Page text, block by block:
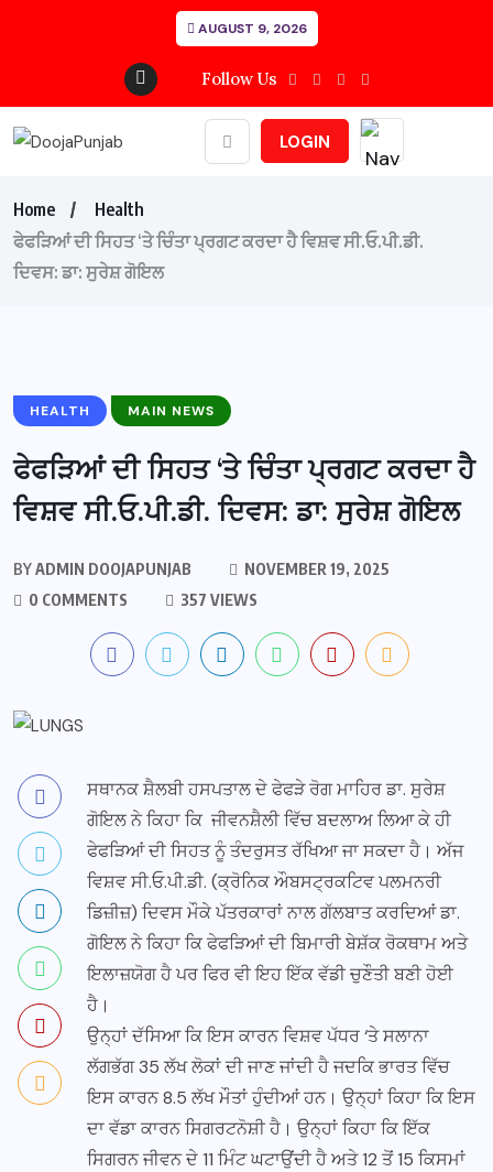
AUGUST 9, 2026
Follow Us
LOGIN
Home
Health
ਫੇਫੜਿਆਂ ਦੀ ਸਿਹਤ ‘ਤੇ ਚਿੰਤਾ ਪ੍ਰਗਟ ਕਰਦਾ ਹੈ ਵਿਸ਼ਵ ਸੀ.ਓ.ਪੀ.ਡੀ.
ਦਿਵਸ: ਡਾ: ਸੁਰੇਸ਼ ਗੋਇਲ
HEALTH MAIN NEWS
ਫੇਫੜਿਆਂ ਦੀ ਸਿਹਤ ‘ਤੇ ਚਿੰਤਾ ਪ੍ਰਗਟ ਕਰਦਾ ਹੈ
ਵਿਸ਼ਵ ਸੀ.ਓ.ਪੀ.ਡੀ. ਦਿਵਸ: ਡਾ: ਸੁਰੇਸ਼ ਗੋਇਲ
BYADMIN DOOJAPUNJAB
NOVEMBER 19, 2025
0 COMMENTS
357 VIEWS
ਸਥਾਨਕ ਸ਼ੈਲਬੀ ਹਸਪਤਾਲ ਦੇ ਫੇਫੜੇ ਰੋਗ ਮਾਹਿਰ ਡਾ. ਸੁਰੇਸ਼
ਗੋਇਲ ਨੇ ਕਿਹਾ ਕਿ ਜੀਵਨਸ਼ੈਲੀ ਵਿੱਚ ਬਦਲਾਅ ਲਿਆ ਕੇ ਹੀ
ਫੇਫੜਿਆਂ ਦੀ ਸਿਹਤ ਨੂੰ ਤੰਦਰੁਸਤ ਰੱਖਿਆ ਜਾ ਸਕਦਾ ਹੈ। ਅੱਜ
ਵਿਸ਼ਵ ਸੀ.ਓ.ਪੀ.ਡੀ. (ਕ੍ਰੋਨਿਕ ਔਬਸਟ੍ਰਕਟਿਵ ਪਲਮਨਰੀ
ਡਿਜ਼ੀਜ਼) ਦਿਵਸ ਮੌਕੇ ਪੱਤਰਕਾਰਾਂ ਨਾਲ ਗੱਲਬਾਤ ਕਰਦਿਆਂ ਡਾ.
ਗੋਇਲ ਨੇ ਕਿਹਾ ਕਿ ਫੇਫੜਿਆਂ ਦੀ ਬਿਮਾਰੀ ਬੇਸ਼ੱਕ ਰੋਕਥਾਮ ਅਤੇ
ਇਲਾਜ਼ਯੋਗ ਹੈ ਪਰ ਫਿਰ ਵੀ ਇਹ ਇੱਕ ਵੱਡੀ ਚੁਣੌਤੀ ਬਣੀ ਹੋਈ
ਹੈ।
ਉਨ੍ਹਾਂ ਦੱਸਿਆ ਕਿ ਇਸ ਕਾਰਨ ਵਿਸ਼ਵ ਪੱਧਰ ‘ਤੇ ਸਲਾਨਾ
ਲੱਗਭੱਗ 35 ਲੱਖ ਲੋਕਾਂ ਦੀ ਜਾਣ ਜਾਂਦੀ ਹੈ ਜਦਕਿ ਭਾਰਤ ਵਿੱਚ
ਇਸ ਕਾਰਨ 8.5 ਲੱਖ ਮੌਤਾਂ ਹੁੰਦੀਆਂ ਹਨ। ਉਨ੍ਹਾਂ ਕਿਹਾ ਕਿ ਇਸ
ਦਾ ਵੱਡਾ ਕਾਰਨ ਸਿਗਰਟਨੋਸ਼ੀ ਹੈ। ਉਨ੍ਹਾਂ ਕਿਹਾ ਕਿ ਇੱਕ
ਸਿਗਰਨ ਜੀਵਨ ਦੇ 11 ਮਿੰਟ ਘਟਾਉਂਦੀ ਹੈ ਅਤੇ 12 ਤੋਂ 15 ਕਿਸਮਾਂ